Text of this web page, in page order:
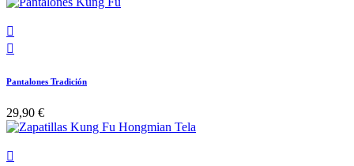


Pantalones Tradición
29,90 €
